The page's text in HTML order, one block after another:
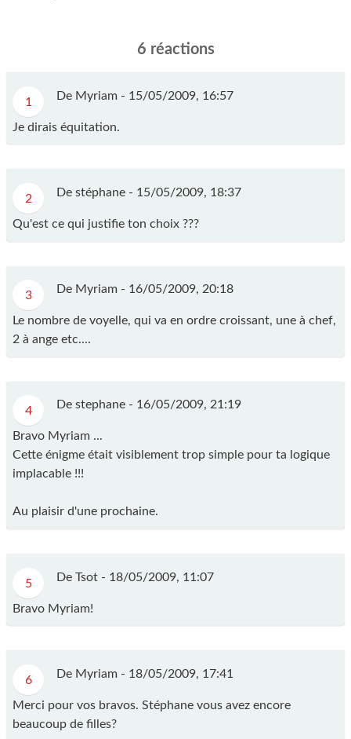
6 réactions
1 De Myriam - 15/05/2009, 16:57
Je dirais équitation.
2 De stéphane - 15/05/2009, 18:37
Qu'est ce qui justifie ton choix ???
3 De Myriam - 16/05/2009, 20:18
Le nombre de voyelle, qui va en ordre croissant, une à chef,
2 à ange etc....
4 De stephane - 16/05/2009, 21:19
Bravo Myriam ...
Cette énigme était visiblement trop simple pour ta logique
implacable !!!
Au plaisir d'une prochaine.
5 De Tsot - 18/05/2009, 11:07
Bravo Myriam!
6 De Myriam - 18/05/2009, 17:41
Merci pour vos bravos. Stéphane vous avez encore
beaucoup de filles?